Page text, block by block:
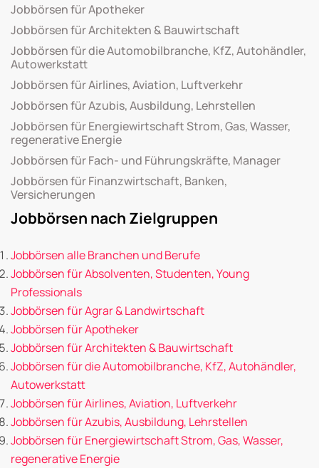
Jobbörsen für Apotheker
Jobbörsen für Architekten & Bauwirtschaft
Jobbörsen für die Automobilbranche, KfZ, Autohändler,
Autowerkstatt
Jobbörsen für Airlines, Aviation, Luftverkehr
Jobbörsen für Azubis, Ausbildung, Lehrstellen
Jobbörsen für Energiewirtschaft Strom, Gas, Wasser,
regenerative Energie
Jobbörsen für Fach- und Führungskräfte, Manager
Jobbörsen für Finanzwirtschaft, Banken,
Versicherungen
Jobbörsen nach Zielgruppen
Jobbörsen alle Branchen und Berufe
Jobbörsen für Absolventen, Studenten, Young
Professionals
Jobbörsen für Agrar & Landwirtschaft
Jobbörsen für Apotheker
Jobbörsen für Architekten & Bauwirtschaft
Jobbörsen für die Automobilbranche, KfZ, Autohändler,
Autowerkstatt
Jobbörsen für Airlines, Aviation, Luftverkehr
Jobbörsen für Azubis, Ausbildung, Lehrstellen
Jobbörsen für Energiewirtschaft Strom, Gas, Wasser,
regenerative Energie